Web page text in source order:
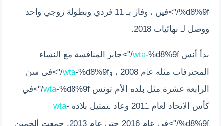
%d8%9f/">فين ، وفاز بـ 11 فردي وبطولة زوجي واحد
ووصل لـ نهائيات 2018.
بدأ أنس wta-%d8%9f/">جابر المنافسة مع النساء
المحترفات مثله عام 2008 ، و
wta-%d8%9f/">في سن
الرابعة عشرة مثل بلده الأم تونس
wta-%d8%9f/">في
كأس الاتحاد لعام 2011 وعاد لتمثيل بلاده
wta-
%d8%9f/">في عام 2016 حتى عام 2013. جمعت ألخمين